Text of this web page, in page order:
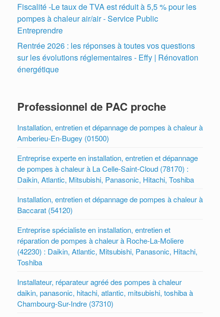
Fiscalité -Le taux de TVA est réduit à 5,5 % pour les
pompes à chaleur air/air - Service Public
Entreprendre
Rentrée 2026 : les réponses à toutes vos questions
sur les évolutions réglementaires - Effy | Rénovation
énergétique
Professionnel de PAC proche
Installation, entretien et dépannage de pompes à chaleur à
Amberieu-En-Bugey (01500)
Entreprise experte en installation, entretien et dépannage
de pompes à chaleur à La Celle-Saint-Cloud (78170) :
Daikin, Atlantic, Mitsubishi, Panasonic, Hitachi, Toshiba
Installation, entretien et dépannage de pompes à chaleur à
Baccarat (54120)
Entreprise spécialiste en installation, entretien et
réparation de pompes à chaleur à Roche-La-Moliere
(42230) : Daikin, Atlantic, Mitsubishi, Panasonic, Hitachi,
Toshiba
Installateur, réparateur agréé des pompes à chaleur
daikin, panasonic, hitachi, atlantic, mitsubishi, toshiba à
Chambourg-Sur-Indre (37310)